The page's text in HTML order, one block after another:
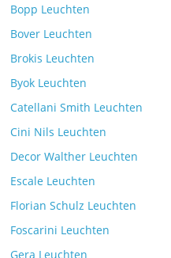
Herstellers Brokis
26. Juli 2025
Bopp Leuchten
Bover Leuchten
Brokis Leuchten
Byok Leuchten
Catellani Smith Leuchten
Cini Nils Leuchten
Decor Walther Leuchten
Escale Leuchten
Florian Schulz Leuchten
Foscarini Leuchten
Gera Leuchten